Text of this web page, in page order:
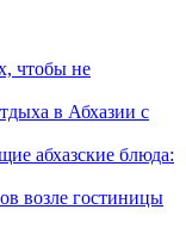
чтобы не
в Абхазии с
абхазские блюда:
возле гостиницы